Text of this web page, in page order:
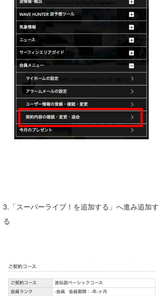
3.「スーパーライブ！を追加する」へ進み追加す
る